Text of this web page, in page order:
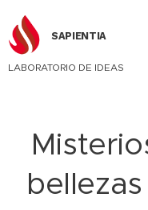
SAPIENTIA
LABORATORIO DE IDEAS